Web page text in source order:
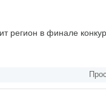
регион в финале